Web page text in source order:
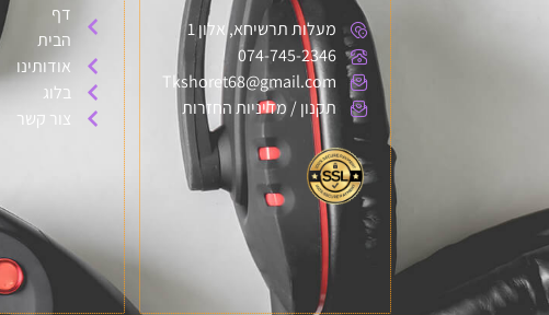
מעלות תרשיחא, אלון 1
074-745-2346
Tkshoret68@gmail.com
תקנון / מדיניות החזרות
דף
הבית
אודותינו
בלוג
צור קשר